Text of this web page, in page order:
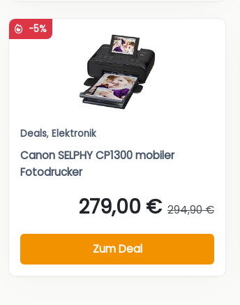
-5%
Deals, Elektronik
Canon SELPHY CP1300 mobiler
Fotodrucker
279,00 € 294,90 €
Zum Deal